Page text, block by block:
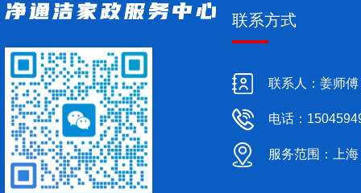
联系方式
联系人：姜师傅
电话：
服务范围：上海